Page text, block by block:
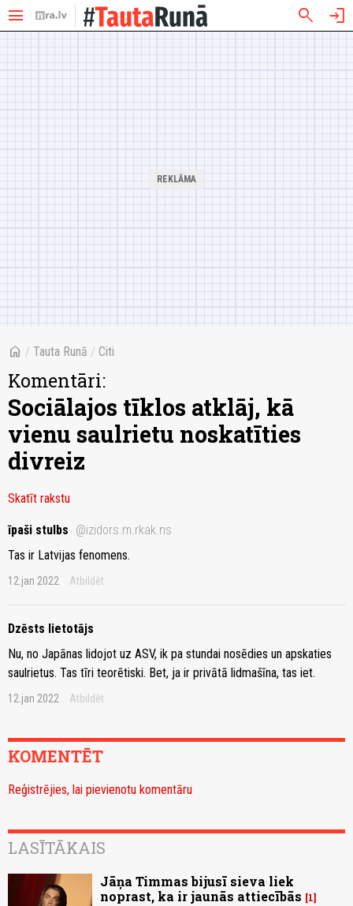
menu search login
home / Tauta Runā / Citi
Komentāri:
Sociālajos tīklos atklāj, kā
vienu saulrietu noskatīties
divreiz
Skatīt rakstu
īpaši stulbs @izidors.m.rkak.ns
Tas ir Latvijas fenomens.
12.jan 2022 Atbildēt
Dzēsts lietotājs
Nu, no Japānas lidojot uz ASV, ik pa stundai nosēdies un apskaties
saulrietus. Tas tīri teorētiski. Bet, ja ir privātā lidmašīna, tas iet.
12.jan 2022 Atbildēt
KOMENTĒT
Reģistrējies, lai pievienotu komentāru
LASĪTĀKAIS
Jāņa Timmas bijusī sieva liek
noprast, ka ir jaunās attiecībās
1